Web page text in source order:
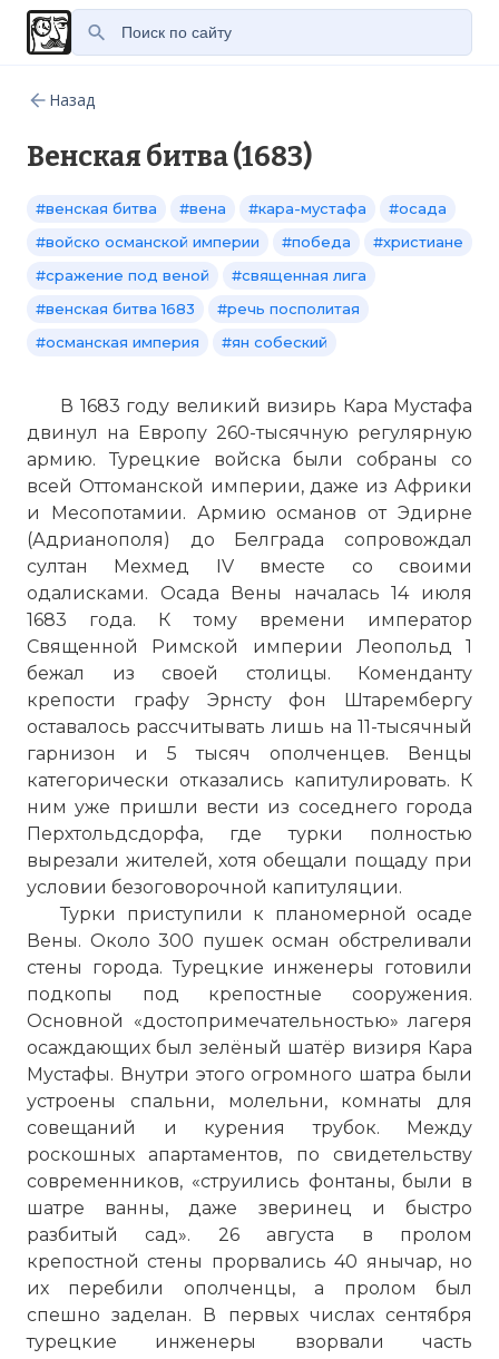
Назад
Венская битва (1683)
#венская битва #вена #кара-мустафа
#осада
#войско османской империи
#победа
#христиане
#сражение под веной
#священная лига
#венская битва 1683
#речь посполитая
#османская империя
#ян собеский
В 1683 году великий визирь Кара Мустафа
двинул на Европу 260-тысячную регулярную
армию. Турецкие войска были собраны со
всей Оттоманской империи, даже из Африки
и Месопотамии. Армию османов от Эдирне
(Адрианополя) до Белграда сопровождал
султан Мехмед IV вместе со своими
одалисками. Осада Вены началась 14 июля
1683 года. К тому времени император
Священной Римской империи Леопольд 1
бежал из своей столицы. Коменданту
крепости графу Эрнсту фон Штарембергу
оставалось рассчитывать лишь на 11-тысячный
гарнизон и 5 тысяч ополченцев. Венцы
категорически отказались капитулировать. К
ним уже пришли вести из соседнего города
Перхтольдсдорфа, где турки полностью
вырезали жителей, хотя обещали пощаду при
условии безоговорочной капитуляции.
Турки приступили к планомерной осаде
Вены. Около 300 пушек осман обстреливали
стены города. Турецкие инженеры готовили
подкопы под крепостные сооружения.
Основной «достопримечательностью» лагеря
осаждающих был зелёный шатёр визиря Кара
Мустафы. Внутри этого огромного шатра были
устроены спальни, молельни, комнаты для
совещаний и курения трубок. Между
роскошных апартаментов, по свидетельству
современников, «струились фонтаны, были в
шатре ванны, даже зверинец и быстро
разбитый сад». 26 августа в пролом
крепостной стены прорвались 40 янычар, но
их перебили ополченцы, а пролом был
спешно заделан. В первых числах сентября
турецкие инженеры взорвали часть